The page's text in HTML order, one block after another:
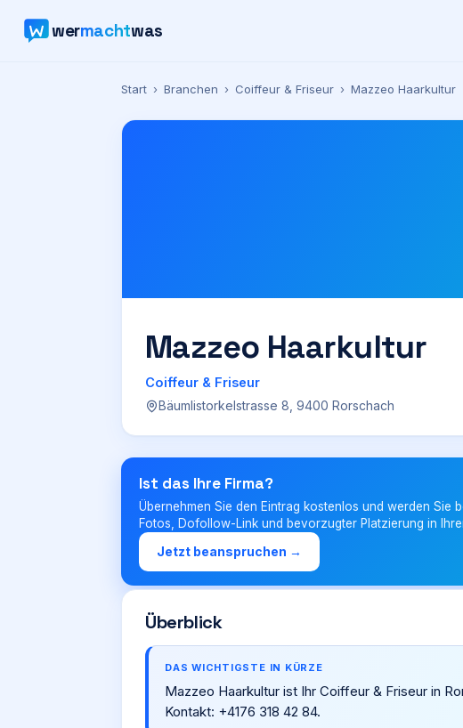
wermachtwas
Start › Branchen › Coiffeur & Friseur › Mazzeo Haarkultur
Mazzeo Haarkultur
Coiffeur & Friseur
Bäumlistorkelstrasse 8, 9400 Rorschach
Ist das Ihre Firma?
Übernehmen Sie den Eintrag kostenlos und werden Sie
Fotos, Dofollow-Link und bevorzugter Platzierung in
Jetzt beanspruchen →
Überblick
DAS WICHTIGSTE IN KÜRZE
Mazzeo Haarkultur ist Ihr Coiffeur & Friseur in
Kontakt: +4176 318 42 84.